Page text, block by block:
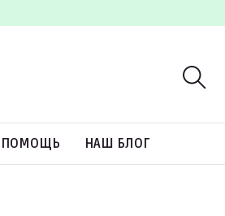
ПОМОЩЬ НАШ БЛОГ